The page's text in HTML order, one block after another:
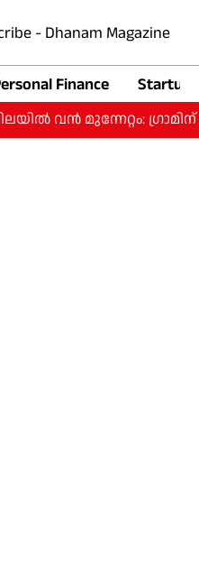
- Dhanam Magazine
Finance Startup
മുന്നേറ്റം: ഗ്രാമിന് 13,725